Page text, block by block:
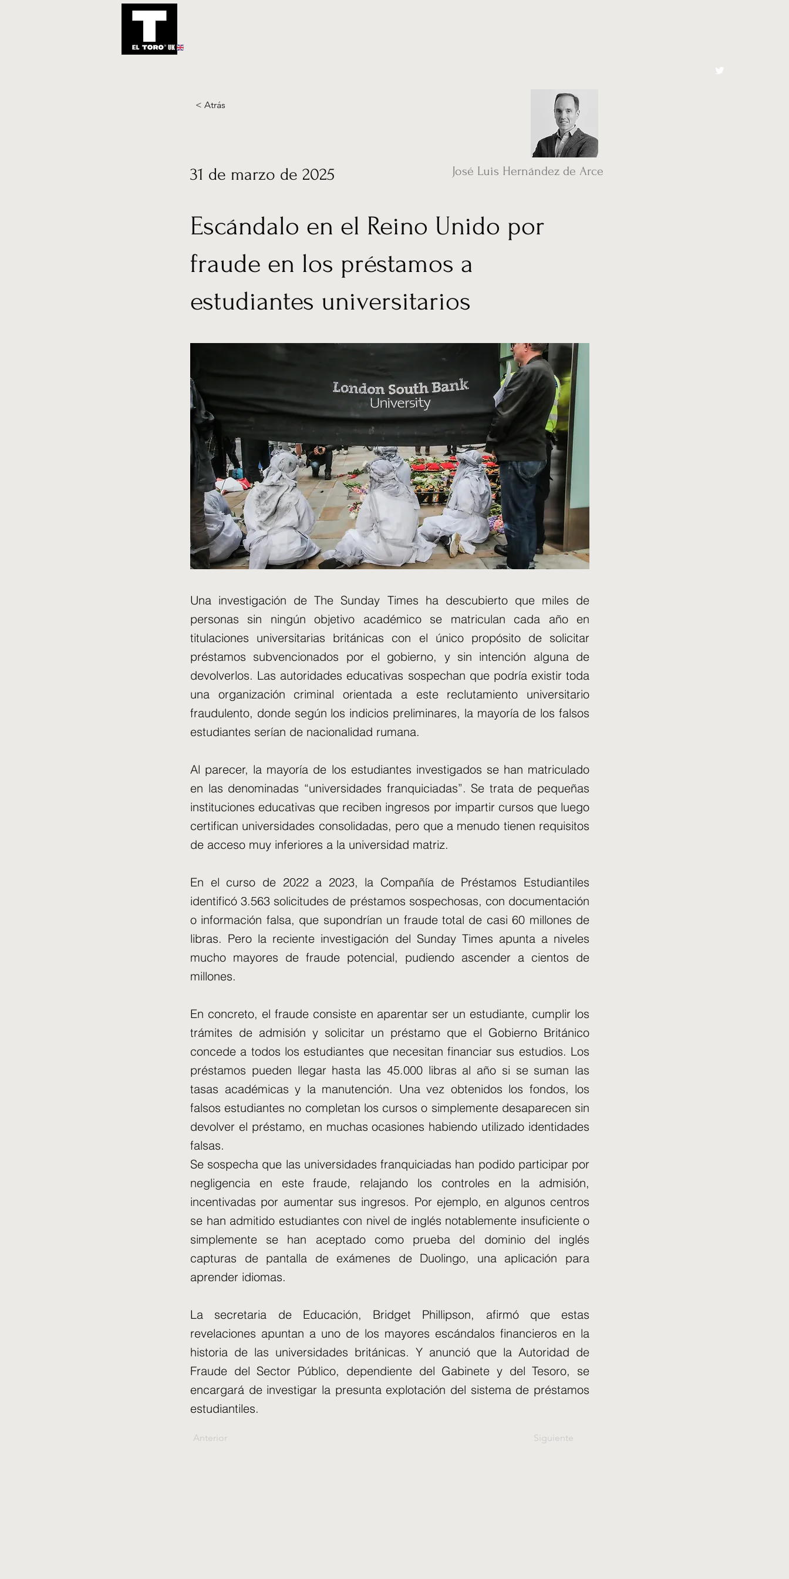
UK
< Atrás
31 de marzo de 2025 José Luis Hernández de Arce
Escándalo en el Reino Unido por
fraude en los préstamos a
estudiantes universitarios
Una investigación de The Sunday Times ha descubierto que miles de
personas sin ningún objetivo académico se matriculan cada año en
titulaciones universitarias británicas con el único propósito de solicitar
préstamos subvencionados por el gobierno, y sin intención alguna de
devolverlos. Las autoridades educativas sospechan que podría existir toda
una organización criminal orientada a este reclutamiento universitario
fraudulento, donde según los indicios preliminares, la mayoría de los falsos
estudiantes serían de nacionalidad rumana.
Al parecer, la mayoría de los estudiantes investigados se han matriculado
en las denominadas “universidades franquiciadas”. Se trata de pequeñas
instituciones educativas que reciben ingresos por impartir cursos que luego
certifican universidades consolidadas, pero que a menudo tienen requisitos
de acceso muy inferiores a la universidad matriz.
En el curso de 2022 a 2023, la Compañía de Préstamos Estudiantiles
identificó 3.563 solicitudes de préstamos sospechosas, con documentación
o información falsa, que supondrían un fraude total de casi 60 millones de
libras. Pero la reciente investigación del Sunday Times apunta a niveles
mucho mayores de fraude potencial, pudiendo ascender a cientos de
millones.
En concreto, el fraude consiste en aparentar ser un estudiante, cumplir los
trámites de admisión y solicitar un préstamo que el Gobierno Británico
concede a todos los estudiantes que necesitan financiar sus estudios. Los
préstamos pueden llegar hasta las 45.000 libras al año si se suman las
tasas académicas y la manutención. Una vez obtenidos los fondos, los
falsos estudiantes no completan los cursos o simplemente desaparecen sin
devolver el préstamo, en muchas ocasiones habiendo utilizado identidades
falsas.
Se sospecha que las universidades franquiciadas han podido participar por
negligencia en este fraude, relajando los controles en la admisión,
incentivadas por aumentar sus ingresos. Por ejemplo, en algunos centros
se han admitido estudiantes con nivel de inglés notablemente insuficiente o
simplemente se han aceptado como prueba del dominio del inglés
capturas de pantalla de exámenes de Duolingo, una aplicación para
aprender idiomas.
La secretaria de Educación, Bridget Phillipson, afirmó que estas
revelaciones apuntan a uno de los mayores escándalos financieros en la
historia de las universidades británicas. Y anunció que la Autoridad de
Fraude del Sector Público, dependiente del Gabinete y del Tesoro, se
encargará de investigar la presunta explotación del sistema de préstamos
estudiantiles.
Anterior Siguiente